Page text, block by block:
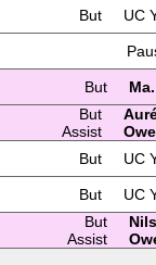
But UC
But
But
Assist
But UC
But UC
But
Assist